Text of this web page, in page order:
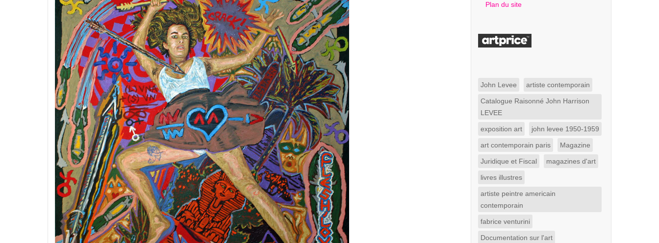
Plan du site
John Levee artiste contemporain
Catalogue Raisonné John Harrison
LEVEE
exposition art john levee 1950-1959
art contemporain paris Magazine
Juridique et Fiscal magazines d'art
livres illustres
artiste peintre americain
contemporain
fabrice venturini
Documentation sur l'art